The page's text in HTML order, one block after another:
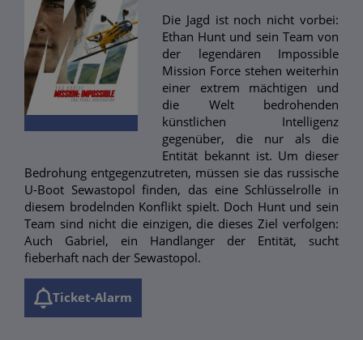
Die Jagd ist noch nicht vorbei:
Ethan Hunt und sein Team von
der legendären Impossible
Mission Force stehen weiterhin
einer extrem mächtigen und
die Welt bedrohenden
künstlichen Intelligenz
gegenüber, die nur als die
Entität bekannt ist. Um dieser
Bedrohung entgegenzutreten, müssen sie das russische
U-Boot Sewastopol finden, das eine Schlüsselrolle in
diesem brodelnden Konflikt spielt. Doch Hunt und sein
Team sind nicht die einzigen, die dieses Ziel verfolgen:
Auch Gabriel, ein Handlanger der Entität, sucht
fieberhaft nach der Sewastopol.
Ticket-Alarm